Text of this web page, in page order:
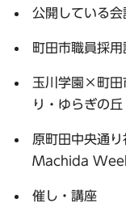
公開している
町田市職員採用
玉川学園×町
り・ゆらぎの丘
原町田中央通
Machida
催し・講座